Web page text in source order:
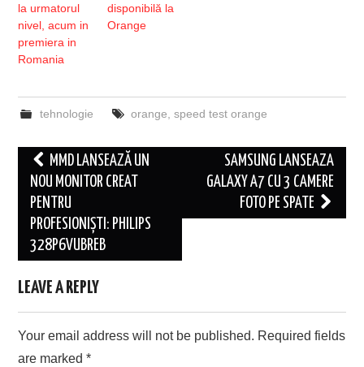
la urmatorul
nivel, acum in
premiera in
Romania
disponibilă la
Orange
tehnologie orange speed test orange
Post
navigation
MMD LANSEAZĂ UN
NOU MONITOR CREAT
PENTRU
PROFESIONIȘTI: PHILIPS
328P6VUBREB
SAMSUNG LANSEAZA
GALAXY A7 CU 3 CAMERE
FOTO PE SPATE
LEAVE A REPLY
Your email address will not be published. Required fields
are marked*